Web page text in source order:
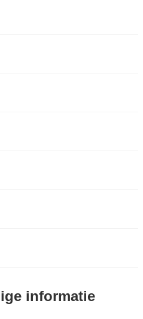
informatie